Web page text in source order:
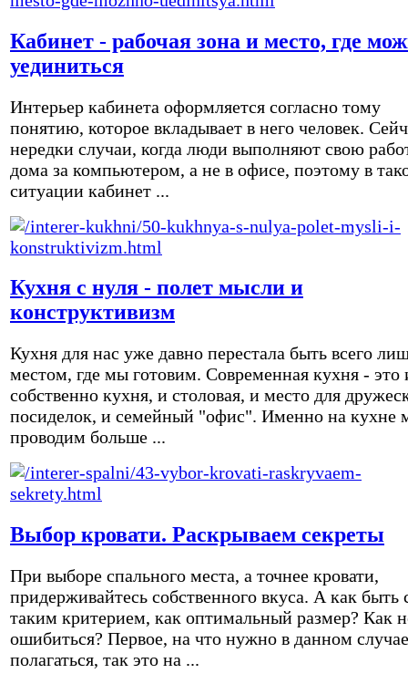
Кабинет - рабочая зона и место, где
уединиться
Интерьер кабинета оформляется согласно тому
понятию, которое вкладывает в него человек.
нередки случаи, когда люди выполняют свою
дома за компьютером, а не в офисе, поэтому в
ситуации кабинет ...
Кухня с нуля - полет мысли и
конструктивизм
Кухня для нас уже давно перестала быть всего
местом, где мы готовим. Современная кухня - это
собственно кухня, и столовая, и место для
посиделок, и семейный "офис". Именно на кухне
проводим больше ...
Выбор кровати. Раскрываем секреты
При выборе спального места, а точнее кровати,
придерживайтесь собственного вкуса. А как быть
таким критерием, как оптимальный размер? Как
ошибиться? Первое, на что нужно в данном случае
полагаться, так это на ...